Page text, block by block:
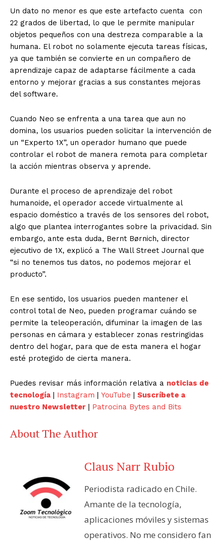
Un dato no menor es que este artefacto cuenta con
22 grados de libertad, lo que le permite manipular
objetos pequeños con una destreza comparable a la
humana. El robot no solamente ejecuta tareas físicas,
ya que también se convierte en un compañero de
aprendizaje capaz de adaptarse fácilmente a cada
entorno y mejorar gracias a sus constantes mejoras
del software.
Cuando Neo se enfrenta a una tarea que aun no
domina, los usuarios pueden solicitar la intervención de
un “Experto 1X”, un operador humano que puede
controlar el robot de manera remota para completar
la acción mientras observa y aprende.
Durante el proceso de aprendizaje del robot
humanoide, el operador accede virtualmente al
espacio doméstico a través de los sensores del robot,
algo que plantea interrogantes sobre la privacidad. Sin
embargo, ante esta duda, Bernt Børnich, director
ejecutivo de 1X, explicó a The Wall Street Journal que
“si no tenemos tus datos, no podemos mejorar el
producto”.
En ese sentido, los usuarios pueden mantener el
control total de Neo, pueden programar cuándo se
permite la teleoperación, difuminar la imagen de las
personas en cámara y establecer zonas restringidas
dentro del hogar, para que de esta manera el hogar
esté protegido de cierta manera.
Puedes revisar más información relativa a noticias de
tecnología | Instagram | YouTube | Suscríbete a
nuestro Newsletter | Patrocina Bytes and Bits
About The Author
Claus Narr Rubio
Periodista radicado en Chile.
Amante de la tecnología,
aplicaciones móviles y sistemas
operativos. No me considero fan